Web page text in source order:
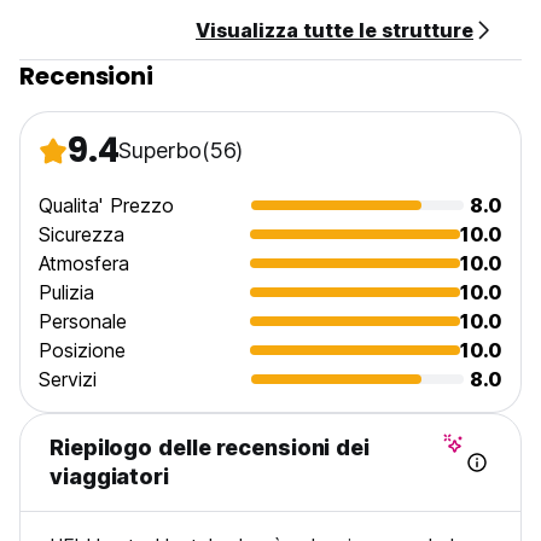
presentare il passaporto e la Carta Andina de Migracin
(Tarjeta Andina de Migracin) al momento del check-in.
Questa struttura può effettuare una pre-autorizzazione.
Visualizza tutte le strutture
Recensioni
9.4Superbo(56)
Qualita' Prezzo
8.0
Sicurezza
10.0
Atmosfera
10.0
Pulizia
10.0
Personale
10.0
Posizione
10.0
Servizi
8.0
Riepilogo delle recensioni dei
viaggiatori